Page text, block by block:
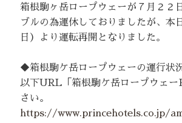
箱根駒ヶ岳ロープウェーが７月２２
ブルの為運休しておりましたが、本
日）より運転再開となりました。
◆箱根駒ケ岳ロープウェーの運行状
以下URL「箱根駒ケ岳ロープウェー
さい。
https://www.princehotels.co.jp/